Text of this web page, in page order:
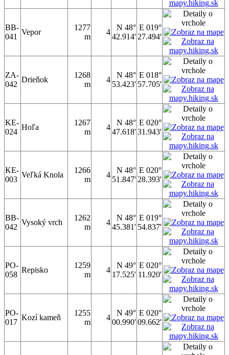
BB-
041
Vepor
1277
m
4
N 48°
42.914'
E 019°
27.494'
ZA-
042
Drieňok
1268
m
4
N 48°
53.423'
E 018°
57.705'
KE-
024
Hoľa
1267
m
4
N 48°
47.618'
E 020°
31.943'
KE-
003
Veľká Knola
1266
m
4
N 48°
51.847'
E 020°
28.393'
BB-
042
Vysoký vrch
1262
m
4
N 48°
45.381'
E 019°
54.837'
PO-
058
Repisko
1259
m
4
N 49°
17.525'
E 020°
11.920'
PO-
017
Kozí kameň
1255
m
4
N 49°
00.990'
E 020°
09.662'